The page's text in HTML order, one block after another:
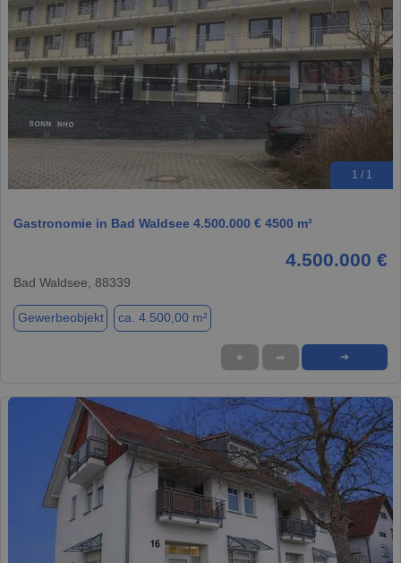
1 / 1
Gastronomie in Bad Waldsee 4.500.000 € 4500 m²
4.500.000 €
Bad Waldsee, 88339
Gewerbeobjekt ca. 4.500,00 m²
★ ➦ ➜